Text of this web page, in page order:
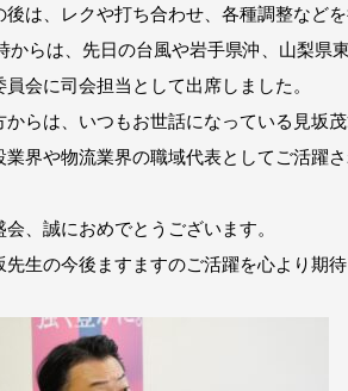
後は、レクや打ち合わせ、各種調整など
からは、先日の台風や岩手県沖、山梨県
員会に司会担当として出席しました。
からは、いつもお世話になっている見坂
業界や物流業界の職域代表としてご活躍
会、誠におめでとうございます。
先生の今後ますますのご活躍を心より期